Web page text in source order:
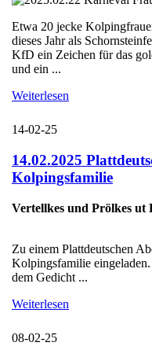
Etwa 20 jecke
dieses Jahr als
KfD ein Zeichen für das
und ein ...
Weiterlesen
14-02-25
14.02.2025
Kolpingsfamilie
Vertellkes und Prölkes ut
Zu einem Plattdeutschen
Kolpingsfamilie
dem Gedicht ...
Weiterlesen
08-02-25